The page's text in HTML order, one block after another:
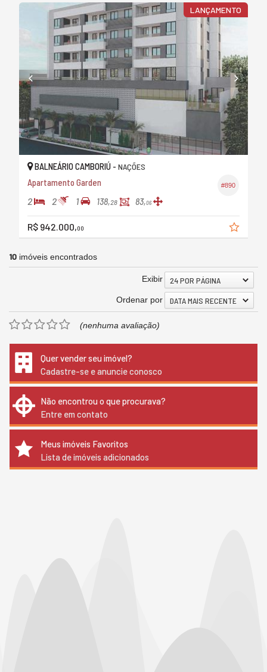
LANÇAMENTO
#890
BALNEÁRIO CAMBORIÚ - NAÇÕES
Apartamento Garden
2 2 1 138,28 83,06
R$ 942.000,00
10 imóveis encontrados
Exibir 24 POR PÁGINA
Ordenar por DATA MAIS RECENTE
(nenhuma avaliação)
Quer vender seu imóvel?
Cadastre-se e anuncie conosco
Não encontrou o que procurava?
Entre em contato
Meus imóveis Favoritos
Lista de imóveis adicionados